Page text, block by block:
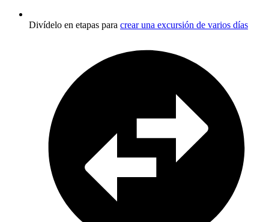
Divídelo en etapas para crear una excursión de varios días